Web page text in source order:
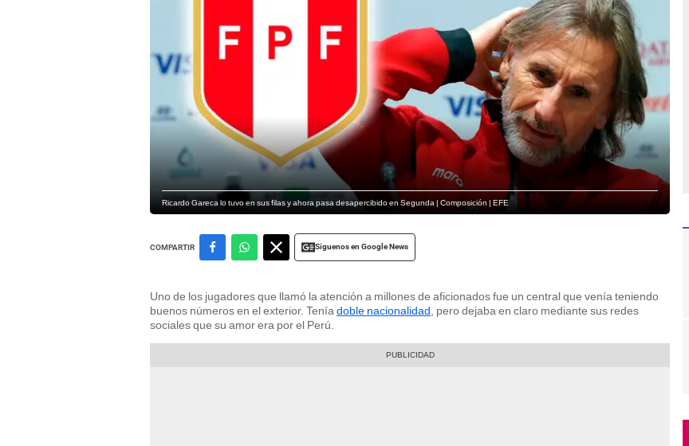
Ricardo Gareca lo tuvo en sus filas y ahora pasa desapercibido en Segunda | Composición | EFE
COMPARTIR Siguenos en Google News
Uno de los jugadores que llamó la atención a millones de aficionados fue un central que venía teniendo
buenos números en el exterior. Tenía doble nacionalidad , pero dejaba en claro mediante sus redes
sociales que su amor era por el Perú.